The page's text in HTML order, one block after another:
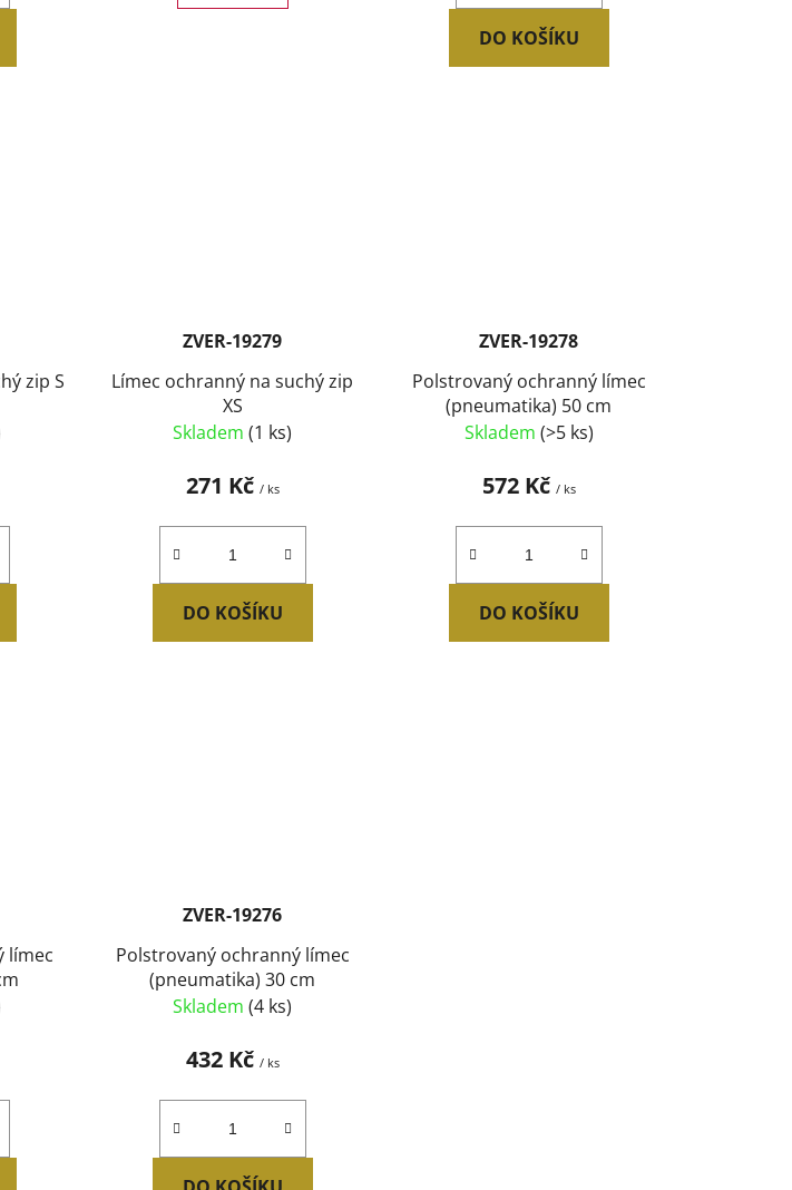
DO KOŠÍKU
zip S
ZVER-19279
Límec ochranný na suchý zip
XS
Skladem(1 ks)
271 Kč / ks
DO KOŠÍKU
ZVER-19278
Polstrovaný ochranný límec
(pneumatika) 50 cm
Skladem (>5 ks)
572 Kč / ks
DO KOŠÍKU
límec
ZVER-19276
Polstrovaný ochranný límec
(pneumatika) 30 cm
Skladem(4 ks)
432 Kč / ks